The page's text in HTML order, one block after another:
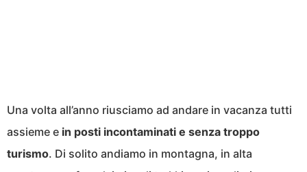
Una volta all’anno riusciamo ad andare in vacanza tutti
assieme e in posti incontaminati e senza troppo
turismo. Di solito andiamo in montagna, in alta